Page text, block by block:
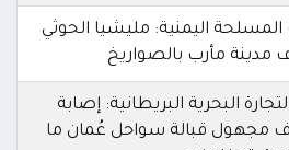
اليمنية: مليشيا الحوثي
مدينة مأرب بالصواريخ
البحرية البريطانية: إصابة
مجهول قبالة سواحل عُمان ما